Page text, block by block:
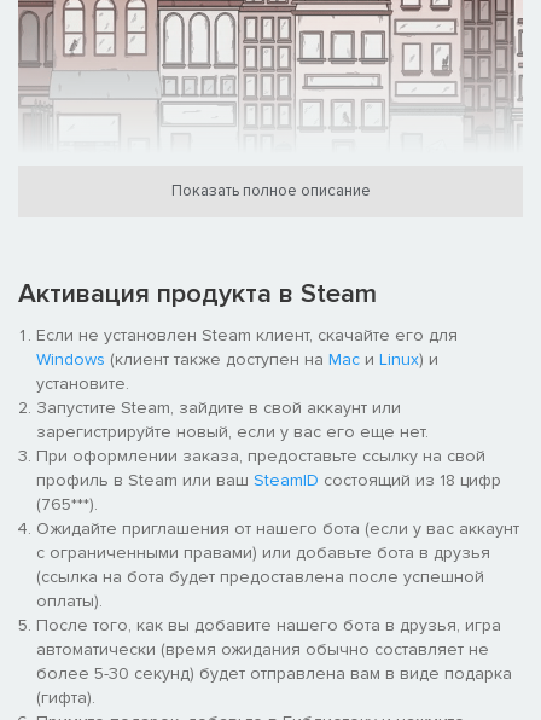
Показать полное описание
Активация продукта в Steam
Если не установлен Steam клиент, скачайте его для
Windows (клиент также доступен на Mac и Linux) и
установите.
Запустите Steam, зайдите в свой аккаунт или
зарегистрируйте новый, если у вас его еще нет.
При оформлении заказа, предоставьте ссылку на свой
профиль в Steam или ваш SteamID состоящий из 18 цифр
(765***).
Ожидайте приглашения от нашего бота (если у вас аккаунт
с ограниченными правами) или добавьте бота в друзья
(ссылка на бота будет предоставлена после успешной
оплаты).
После того, как вы добавите нашего бота в друзья, игра
автоматически (время ожидания обычно составляет не
более 5-30 секунд) будет отправлена вам в виде подарка
(гифта).